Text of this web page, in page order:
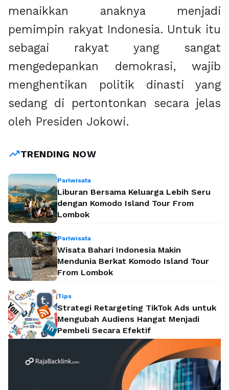
menaikkan anaknya menjadi
pemimpin rakyat Indonesia. Untuk itu
sebagai rakyat yang sangat
mengedepankan demokrasi, wajib
menghentikan politik dinasti yang
sedang di pertontonkan secara jelas
oleh Presiden Jokowi.
trending_upTRENDING NOW
Pariwisata
Liburan Bersama Keluarga Lebih Seru
dengan Komodo Island Tour From
Lombok
Pariwisata
Wisata Bahari Indonesia Makin
Mendunia Berkat Komodo Island Tour
From Lombok
Tips
Strategi Retargeting TikTok Ads untuk
Mengubah Audiens Hangat Menjadi
Pembeli Secara Efektif